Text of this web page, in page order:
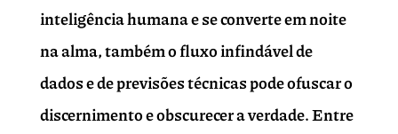
inteligência humana e se converte em noite
na alma, também o fluxo infindável de
dados e de previsões técnicas pode ofuscar o
discernimento e obscurecer a verdade. Entre